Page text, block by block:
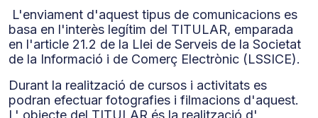
L'enviament d'aquest tipus de comunicacions es
basa en l'interès legítim del TITULAR, emparada
en l'article 21.2 de la Llei de Serveis de la Societat
de la Informació i de Comerç Electrònic (LSSICE).
Durant la realització de cursos i activitats es
podran efectuar fotografies i filmacions d'aquest.
L' objecte del TITULAR és la realització d'